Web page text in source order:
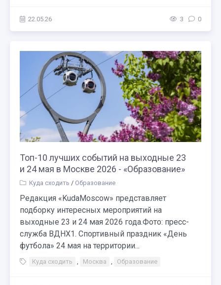
22.05.26 3 0
Топ-10 лучших событий на выходные 23
и 24 мая в Москве 2026 - «Образование»
Куда сходить / Образование
Редакция «KudaMoscow» представляет
подборку интересных мероприятий на
выходные 23 и 24 мая 2026 года.Фото: пресс-
служба ВДНХ1. Спортивный праздник «День
футбола» 24 мая на территории...
Куда сходить , Москва , Образование